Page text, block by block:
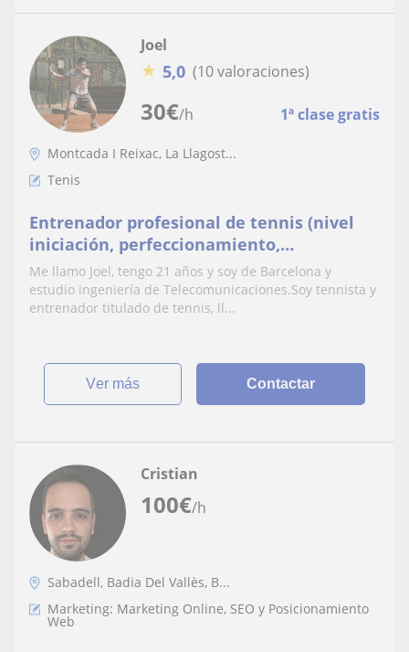
30€/h 1ª clase gratis
Joel
★ 5,0 (10 valoraciones)
Montcada I Reixac, La Llagost...
Tenis
Entrenador profesional de tennis (nivel
iniciación, perfeccionamiento,
competición)
Me llamo Joel, tengo 21 años y soy de Barcelona y
estudio ingeniería de Telecomunicaciones.Soy tennista y
entrenador titulado de tennis, ll...
ver más Contactar
100€/h
Cristian
Sabadell, Badia Del Vallès, B...
Marketing: Marketing Online, SEO y Posicionamiento
Web